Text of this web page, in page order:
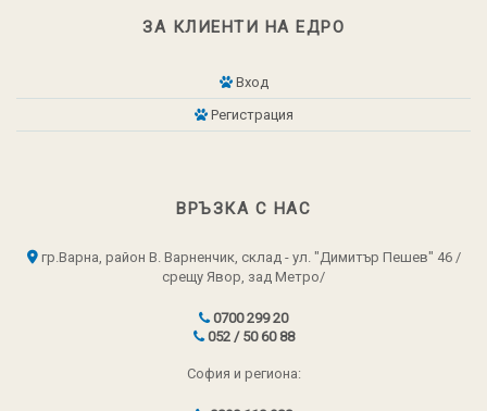
ЗА КЛИЕНТИ НА ЕДРО
Вход
Регистрация
ВРЪЗКА С НАС
гр.Варна, район В. Варненчик, склад - ул. "Димитър Пешев" 46 /
срещу Явор, зад Метро/
0700 299 20
052 / 50 60 88
София и региона: